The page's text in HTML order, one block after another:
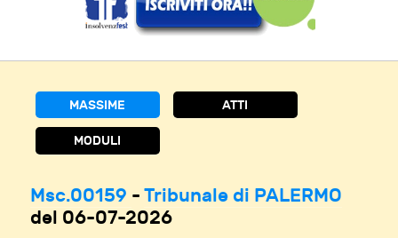
MASSIME ATTI
MODULI
Msc.00159 - Tribunale di PALERMO
del 06-07-2026